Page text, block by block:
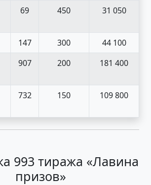
69 450 31 050
147 300
44 100
907 200 181 400
732 150 109 800
993 тиража «Лавина
призов»